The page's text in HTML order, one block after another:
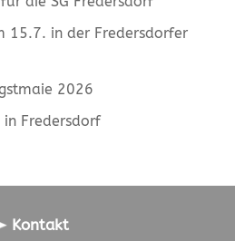
15.7. in der Fredersdorfer
2026
Fredersdorf
Kontakt